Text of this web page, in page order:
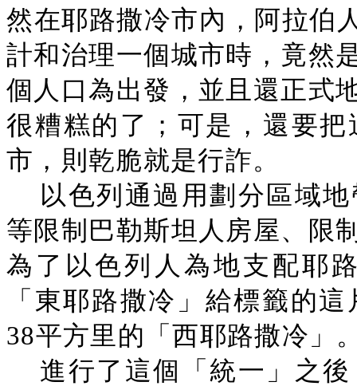
然在耶路撒冷市內，阿拉伯
計和治理一個城市時，竟然
個人口為出發，並且還正式
很糟糕的了；可是，還要
市，則乾脆就是行詐。
以色列通過用劃分區域
等限制巴勒斯坦人房屋、限
為了以色列人為地支配耶
「東耶路撒冷」給標籤的
38平方里的「西耶路撒冷」
進行了這個「統一」之